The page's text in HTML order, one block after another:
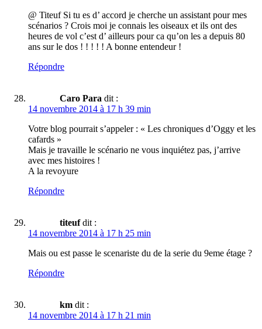
@ Titeuf Si tu es d’ accord je cherche un assistant pour mes
scénarios ? Crois moi je connais les oiseaux et ils ont des
heures de vol c’est d’ ailleurs pour ca qu’on les a depuis 80
ans sur le dos ! ! ! ! ! A bonne entendeur !
Répondre
Caro Para dit :
14 novembre 2014 à 17 h 39 min
Votre blog pourrait s’appeler : « Les chroniques d’Oggy et les
cafards »
Mais je travaille le scénario ne vous inquiétez pas, j’arrive
avec mes histoires !
A la revoyure
Répondre
titeuf dit :
14 novembre 2014 à 17 h 25 min
Mais ou est passe le scenariste du de la serie du 9eme étage ?
Répondre
km dit :
14 novembre 2014 à 17 h 21 min